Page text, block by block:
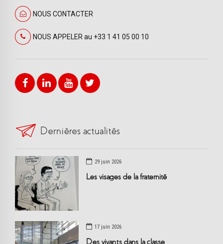
NOUS CONTACTER
NOUS APPELER au +33 1 41 05 00 10
Dernières actualités
29 juin 2026
Les visages de la fraternité
17 juin 2026
Des vivants dans la classe